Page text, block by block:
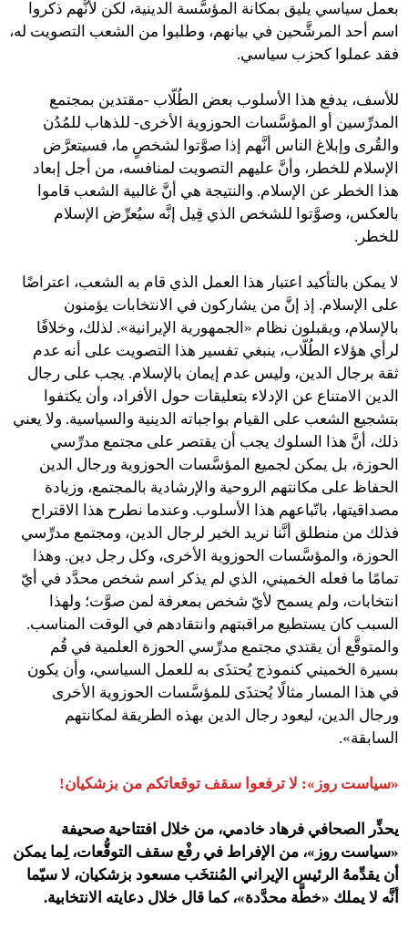
بعمل سياسي يليق بمكانة المؤسَّسة الدينية، لكن لأنَّهم ذكروا
اسم أحد المرشَّحين في بيانهم، وطلبوا من الشعب التصويت له،
فقد عملوا كحزب سياسي.
للأسف، يدفع هذا الأسلوب بعض الطُلّاب -مقتدين بمجتمع
المدرِّسين أو المؤسَّسات الحوزوية الأخرى- للذهاب للمُدُن
والقُرى وإبلاغ الناس أنَّهم إذا صوَّتوا لشخصٍ ما، فسيتعرَّض
الإسلام للخطر، وأنَّ عليهم التصويت لمنافسه، من أجل إبعاد
هذا الخطر عن الإسلام. والنتيجة هي أنَّ غالبية الشعب قاموا
بالعكس، وصوَّتوا للشخص الذي قِيل إنَّه سيُعرِّض الإسلام
للخطر.
لا يمكن بالتأكيد اعتبار هذا العمل الذي قام به الشعب، اعتراضًا
على الإسلام. إذ إنَّ من يشاركون في الانتخابات يؤمنون
بالإسلام، ويقبلون نظام «الجمهورية الإيرانية». لذلك، وخلافًا
لرأي هؤلاء الطُلّاب، ينبغي تفسير هذا التصويت على أنه عدم
ثقة برجال الدين، وليس عدم إيمان بالإسلام. يجب على رجال
الدين الامتناع عن الإدلاء بتعليقات حول الأفراد، وأن يكتفوا
بتشجيع الشعب على القيام بواجباته الدينية والسياسية. ولا يعني
ذلك، أنَّ هذا السلوك يجب أن يقتصر على مجتمع مدرِّسي
الحوزة، بل يمكن لجميع المؤسَّسات الحوزوية ورجال الدين
الحفاظ على مكانتهم الروحية والإرشادية بالمجتمع، وزيادة
مصداقيتها، باتّباعهم هذا الأسلوب. وعندما نطرح هذا الاقتراح
فذلك من منطلق أنَّنا نريد الخير لرجال الدين، ومجتمع مدرِّسي
الحوزة، والمؤسَّسات الحوزوية الأخرى، وكل رجل دين. وهذا
تمامًا ما فعله الخميني، الذي لم يذكر اسم شخص محدَّد في أيّ
انتخابات، ولم يسمح لأيّ شخص بمعرفة لمن صوَّت؛ ولهذا
السبب كان يستطيع مراقبتهم وانتقادهم في الوقت المناسب.
والمتوقَّع أن يقتدي مجتمع مدرِّسي الحوزة العلمية في قُم
بسيرة الخميني كنموذج يُحتذَى به للعمل السياسي، وأن يكون
في هذا المسار مثالًا يُحتذَى للمؤسَّسات الحوزوية الأخرى
ورجال الدين، ليعود رجال الدين بهذه الطريقة لمكانتهم
السابقة».
«سياست روز»: لا ترفعوا سقف توقعاتكم من بزشكيان!
يحذِّر الصحافي فرهاد خادمي، من خلال افتتاحية صحيفة
«سياست روز»، من الإفراط في رفْع سقف التوقُّعات، لِما يمكن
أن يقدِّمهُ الرئيس الإيراني المُنتخَب مسعود بزشكيان، لا سيّما
أنَّه لا يملك «خطَّة محدَّدة»، كما قال خلال دعايته الانتخابية.